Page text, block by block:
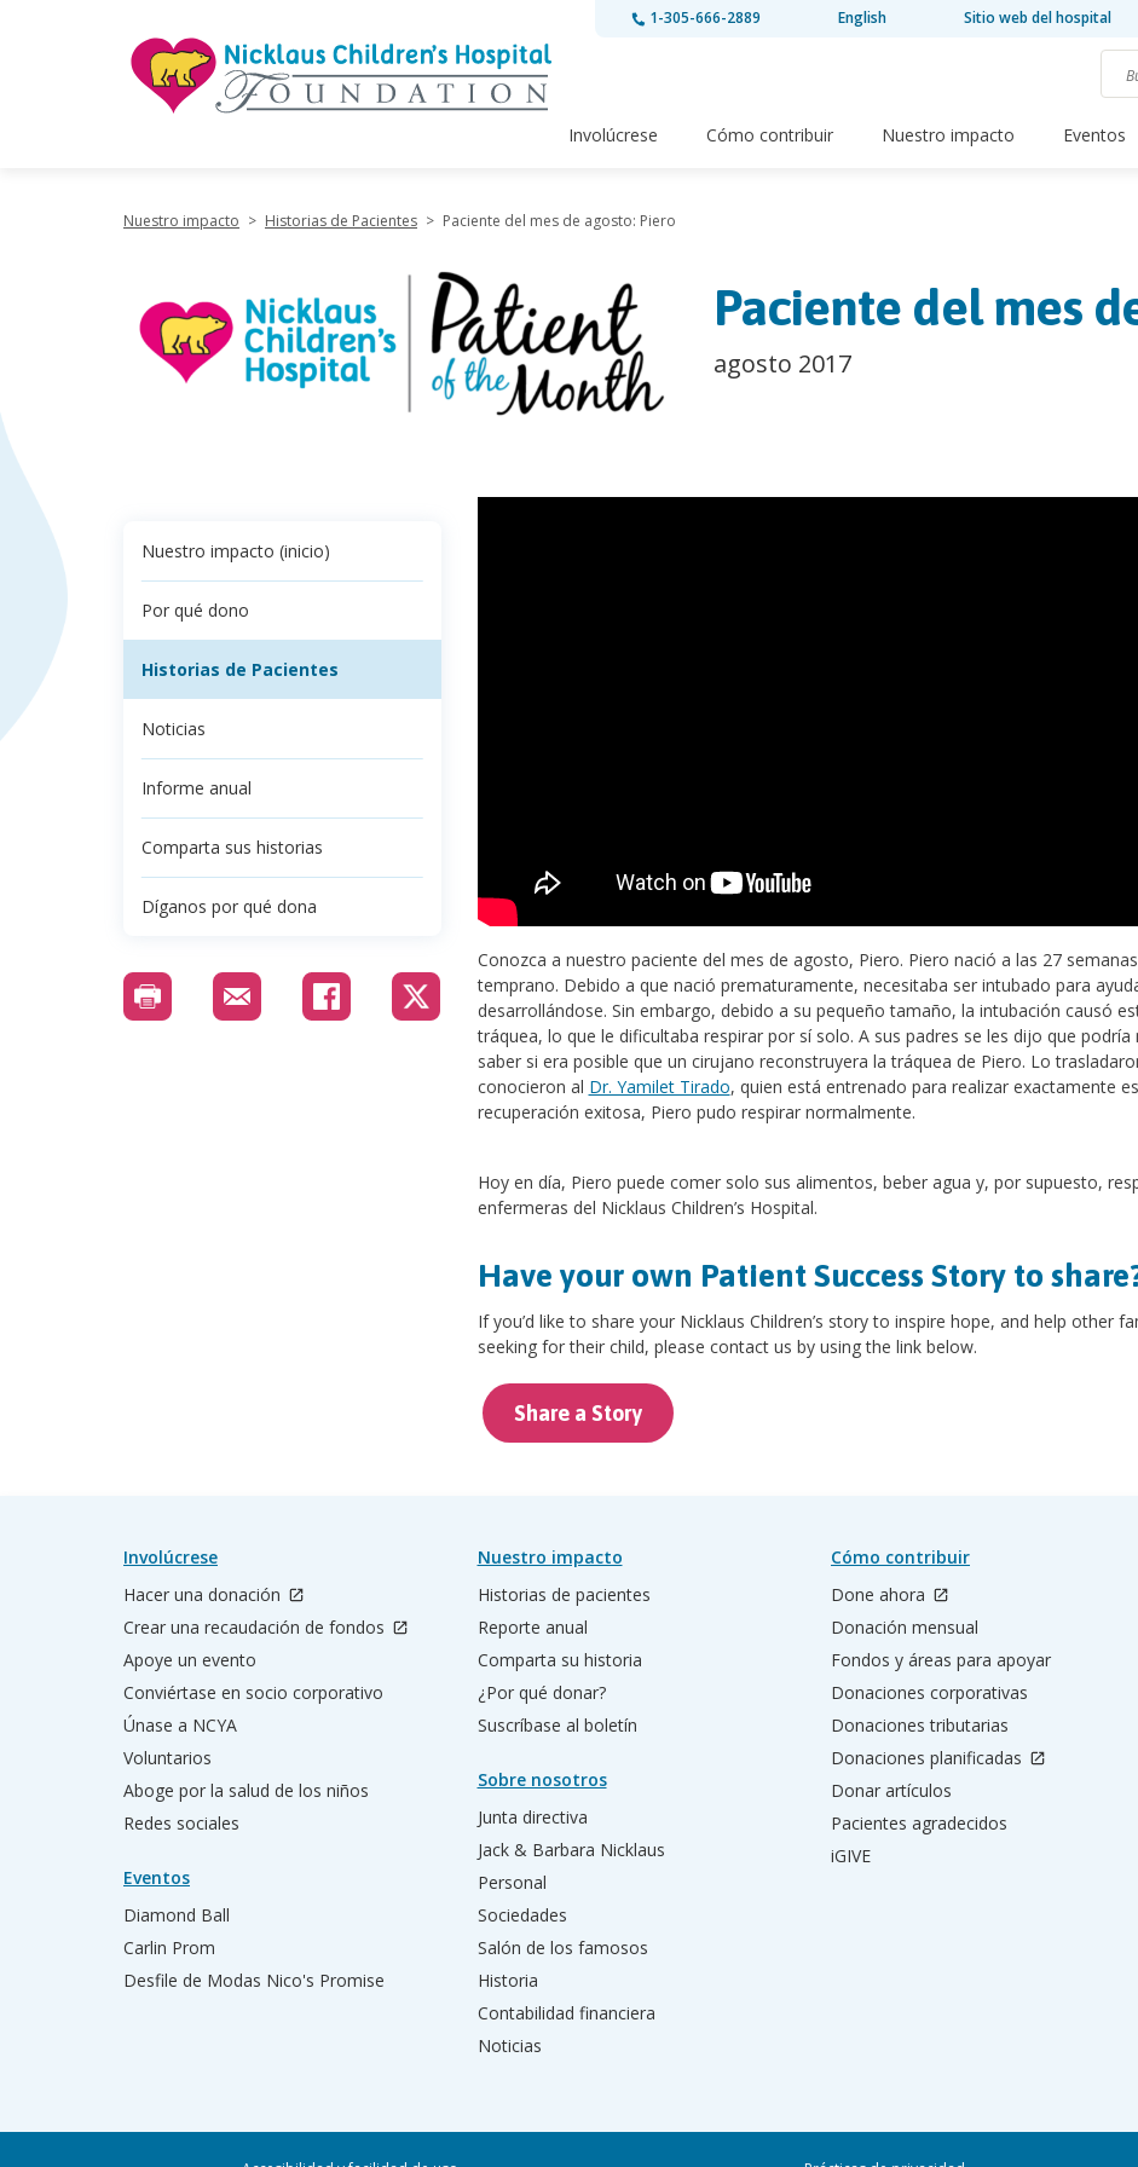
1-305-666-2889 English Sitio web del hospital
Involúcrese Cómo contribuir Nuestro impacto Eventos
Nuestro impacto > Historias de Pacientes > Paciente del mes de agosto: Piero
Paciente del mes
agosto 2017
Nuestro impacto (inicio)
Por qué dono
Historias de Pacientes
Noticias
Informe anual
Comparta sus historias
Díganos por qué dona
Conozca a nuestro paciente del mes de agosto, Piero. Piero nació a las 27
temprano. Debido a que nació prematuramente, necesitaba ser intubado para
desarrollándose. Sin embargo, debido a su pequeño tamaño, la intubación causó
tráquea, lo que le dificultaba respirar por sí solo. A sus padres se les dijo que
saber si era posible que un cirujano reconstruyera la tráquea de Piero. Lo
conocieron al Dr. Yamilet Tirado, quien está entrenado para realizar exactamente
recuperación exitosa, Piero pudo respirar normalmente.
Hoy en día, Piero puede comer solo sus alimentos, beber agua y, por supuesto,
enfermeras del Nicklaus Children’s Hospital.
Have your own Patient Success Story to
If you’d like to share your Nicklaus Children’s story to inspire hope, and help other
seeking for their child, please contact us by using the link below.
Share a Story
Involúcrese
Hacer una donación
Crear una recaudación de fondos
Apoye un evento
Conviértase en socio corporativo
Únase a NCYA
Voluntarios
Aboge por la salud de los niños
Redes sociales
Eventos
Diamond Ball
Carlin Prom
Desfile de Modas Nico's Promise
Nuestro impacto
Historias de pacientes
Reporte anual
Comparta su historia
¿Por qué donar?
Suscríbase al boletín
Sobre nosotros
Junta directiva
Jack & Barbara Nicklaus
Personal
Sociedades
Salón de los famosos
Historia
Contabilidad financiera
Noticias
Cómo contribuir
Done ahora
Donación mensual
Fondos y áreas para apoyar
Donaciones corporativas
Donaciones tributarias
Donaciones planificadas
Donar artículos
Pacientes agradecidos
iGIVE